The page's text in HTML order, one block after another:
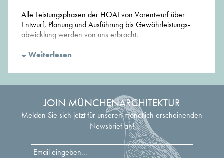
Alle Leistungsphasen der HOAI von Vorentwurf über
Entwurf, Planung und Ausführung bis Gewährleistungs-
abwicklung werden von uns erbracht.
Nutzerorientierte Planung ist uns dabei ebenso wichtig wie
Bauherrn erarbeiten wir seine Wünsche, Bedürfnisse und
Erwartungen und verbinden dabei hochwertige
Entwurfslösungen mit professionellem Projektmanagement
und wirtschaftlicher Umsetzung.
Weiterlesen
JOIN MÜNCHENARCHITEKTUR
Melden Sie sich jetzt für unseren monatlich erscheinenden
Newsbrief an!